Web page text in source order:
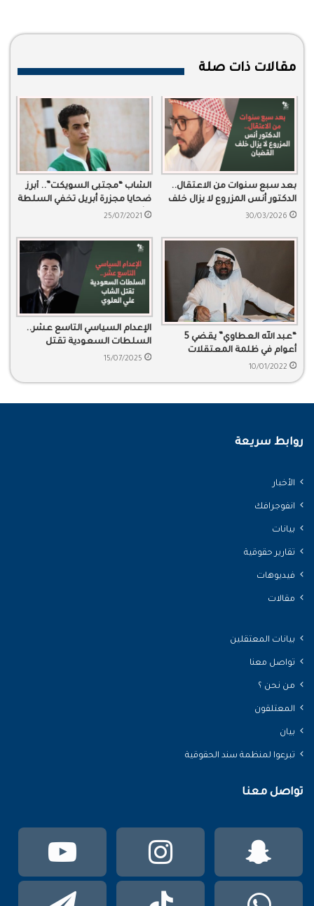
مقالات ذات صلة
بعد سبع سنوات من الاعتقال..
الدكتور أنس المزروع لا يزال خلف
القضبان
30/03/2026
الشاب “مجتبى السويكت”.. أبرز
ضحايا مجزرة أبريل تخفي السلطة
جثمانه
25/07/2021
“عبد الله العطاوي” يقضي 5
أعوام في ظلمة المعتقلات
10/01/2022
الإعدام السياسي التاسع عشر..
السلطات السعودية تقتل
الشاب علي العلوي
15/07/2025
روابط سريعة
الأخبار
انفوجرافك
بيانات
تقارير حقوقية
فيديوهات
مقالات
بيانات المعتقلين
تواصل معنا
من نحن ؟
المعتلقون
بيان
تبرعوا لمنظمة سند الحقوقية
تواصل معنا
انستقرام
سناب